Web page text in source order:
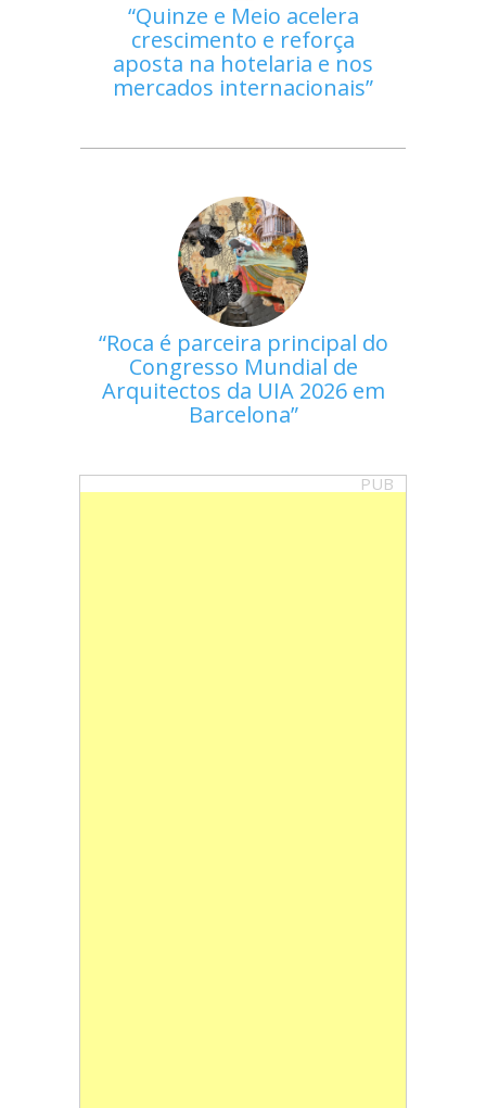
Quinze e Meio acelera
crescimento e reforça
aposta na hotelaria e nos
mercados internacionais
Roca é parceira principal do
Congresso Mundial de
Arquitectos da UIA 2026 em
Barcelona
PUB